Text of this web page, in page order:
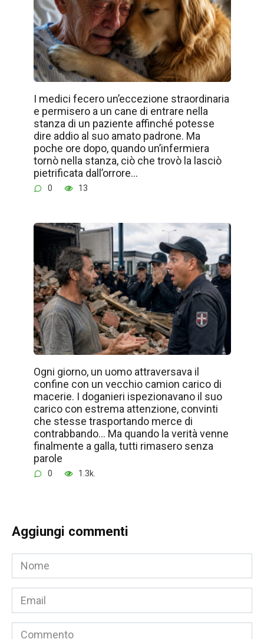
I medici fecero un’eccezione straordinaria
e permisero a un cane di entrare nella
stanza di un paziente affinché potesse
dire addio al suo amato padrone. Ma
poche ore dopo, quando un’infermiera
tornò nella stanza, ciò che trovò la lasciò
pietrificata dall’orrore…
0 13
Ogni giorno, un uomo attraversava il
confine con un vecchio camion carico di
macerie. I doganieri ispezionavano il suo
carico con estrema attenzione, convinti
che stesse trasportando merce di
contrabbando… Ma quando la verità venne
finalmente a galla, tutti rimasero senza
parole
0 1.3k.
Aggiungi commenti
Nome
Email
Commento